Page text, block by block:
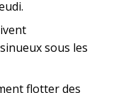
sous les
flotter des